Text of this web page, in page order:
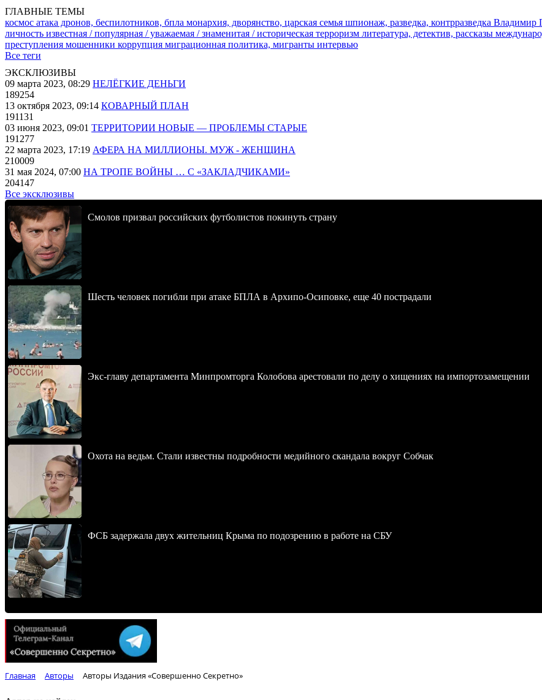
ГЛАВНЫЕ ТЕМЫ
космос атака дронов, беспилотников, бпла монархия, дворянство, царская семья шпионаж, разведка, контрразведка Владимир
личность известная / популярная / уважаемая / знаменитая / историческая терроризм литература, детектив, рассказы
преступления мошенники коррупция миграционная политика, мигранты интервью
Все теги
ЭКСКЛЮЗИВЫ
09 марта 2023, 08:29 НЕЛЁГКИЕ ДЕНЬГИ
189254
13 октября 2023, 09:14 КОВАРНЫЙ ПЛАН
191131
03 июня 2023, 09:01 ТЕРРИТОРИИ НОВЫЕ — ПРОБЛЕМЫ СТАРЫЕ
191277
22 марта 2023, 17:19 АФЕРА НА МИЛЛИОНЫ. МУЖ - ЖЕНЩИНА
210009
31 мая 2024, 07:00 НА ТРОПЕ ВОЙНЫ … С «ЗАКЛАДЧИКАМИ»
204147
Все эксклюзивы
Смолов призвал российских футболистов покинуть страну
Шесть человек погибли при атаке БПЛА в Архипо-Осиповке, еще 40 пострадали
Экс-главу департамента Минпромторга Колобова арестовали по делу о хищениях на импортозамещении
Охота на ведьм. Стали известны подробности медийного скандала вокруг Собчак
ФСБ задержала двух жительниц Крыма по подозрению в работе на СБУ
Главная Авторы Авторы Издания «Совершенно Секретно»